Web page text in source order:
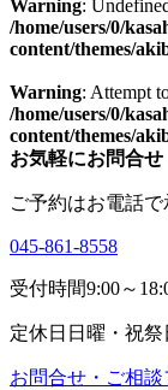
Warning:
/home/users/0/
content/themes/
Warning: Attempt
/home/users/0/
content/themes/
お気軽にお問合
ご予約はお電話で
045-861-8558
受付時間9:00～
定休日 日曜・祝祭
お問合せ・ご相